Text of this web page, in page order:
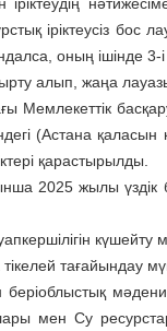
іріктеусіз
оның ішінде
алып, жаңа
басқару
(Астана
қарастырылды.
2025 жылы үздік
күшейту
тағайындау
мен Су